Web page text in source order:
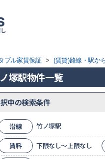
ブル家賃保証 > (賃貸)路線・駅か
塚駅物件一覧
中の検索条件
沿線 竹ノ塚駅
賃料 下限なし～上限なし